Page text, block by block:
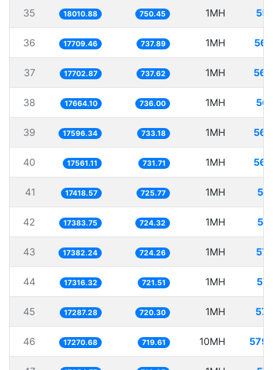
35 18010.88 750.45 1MH
36 17709.46 737.89 1MH
37 17702.87 737.62 1MH
38 17664.10 736.00 1MH
39 17596.34 733.18 1MH
40 17561.11 731.71 1MH
41 17418.57 725.77 1MH
42 17383.75 724.32 1MH
43 17382.24 724.26 1MH
44 17316.32 721.51 1MH
45 17287.28 720.30 1MH
46 17270.68 719.61 10MH